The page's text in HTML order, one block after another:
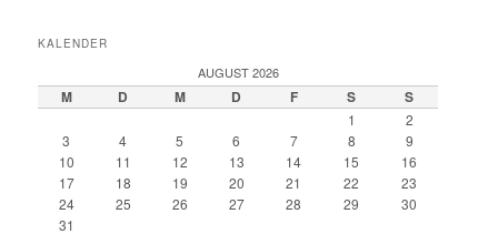
KALENDER
AUGUST 2026
M D M D F S S
1
2
3
4 5 6 7 8
9
10
11 12 13 14 15
16
17
18 19 20 21 22
23
24
25 26 27 28 29
30
31